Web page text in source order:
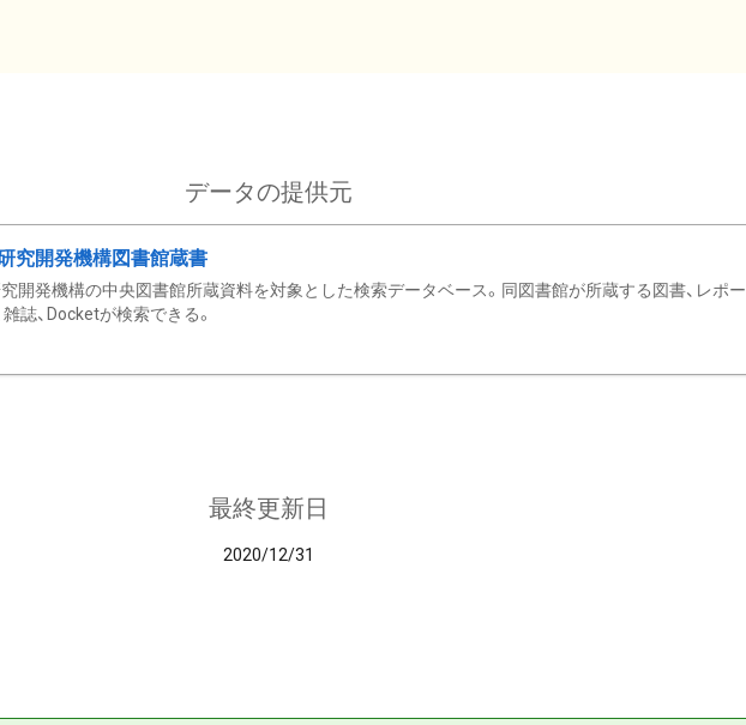
データの提供元
究開発機構図書館蔵書
開発機構の中央図書館所蔵資料を対象とした検索データベース。同図書館が所蔵する図書、レポー
雑誌、Docketが検索できる。
最終更新日
2020/12/31